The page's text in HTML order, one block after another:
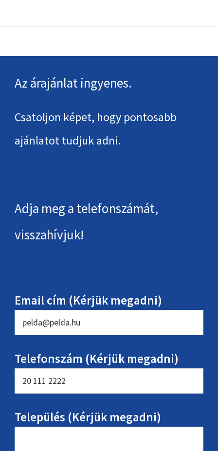
Az árajánlat ingyenes.
Csatoljon képet, hogy pontosabb
ajánlatot tudjuk adni.
Adja meg a telefonszámát,
visszahívjuk!
Email cím (Kérjük megadni)
Telefonszám (Kérjük megadni)
Település (Kérjük megadni)